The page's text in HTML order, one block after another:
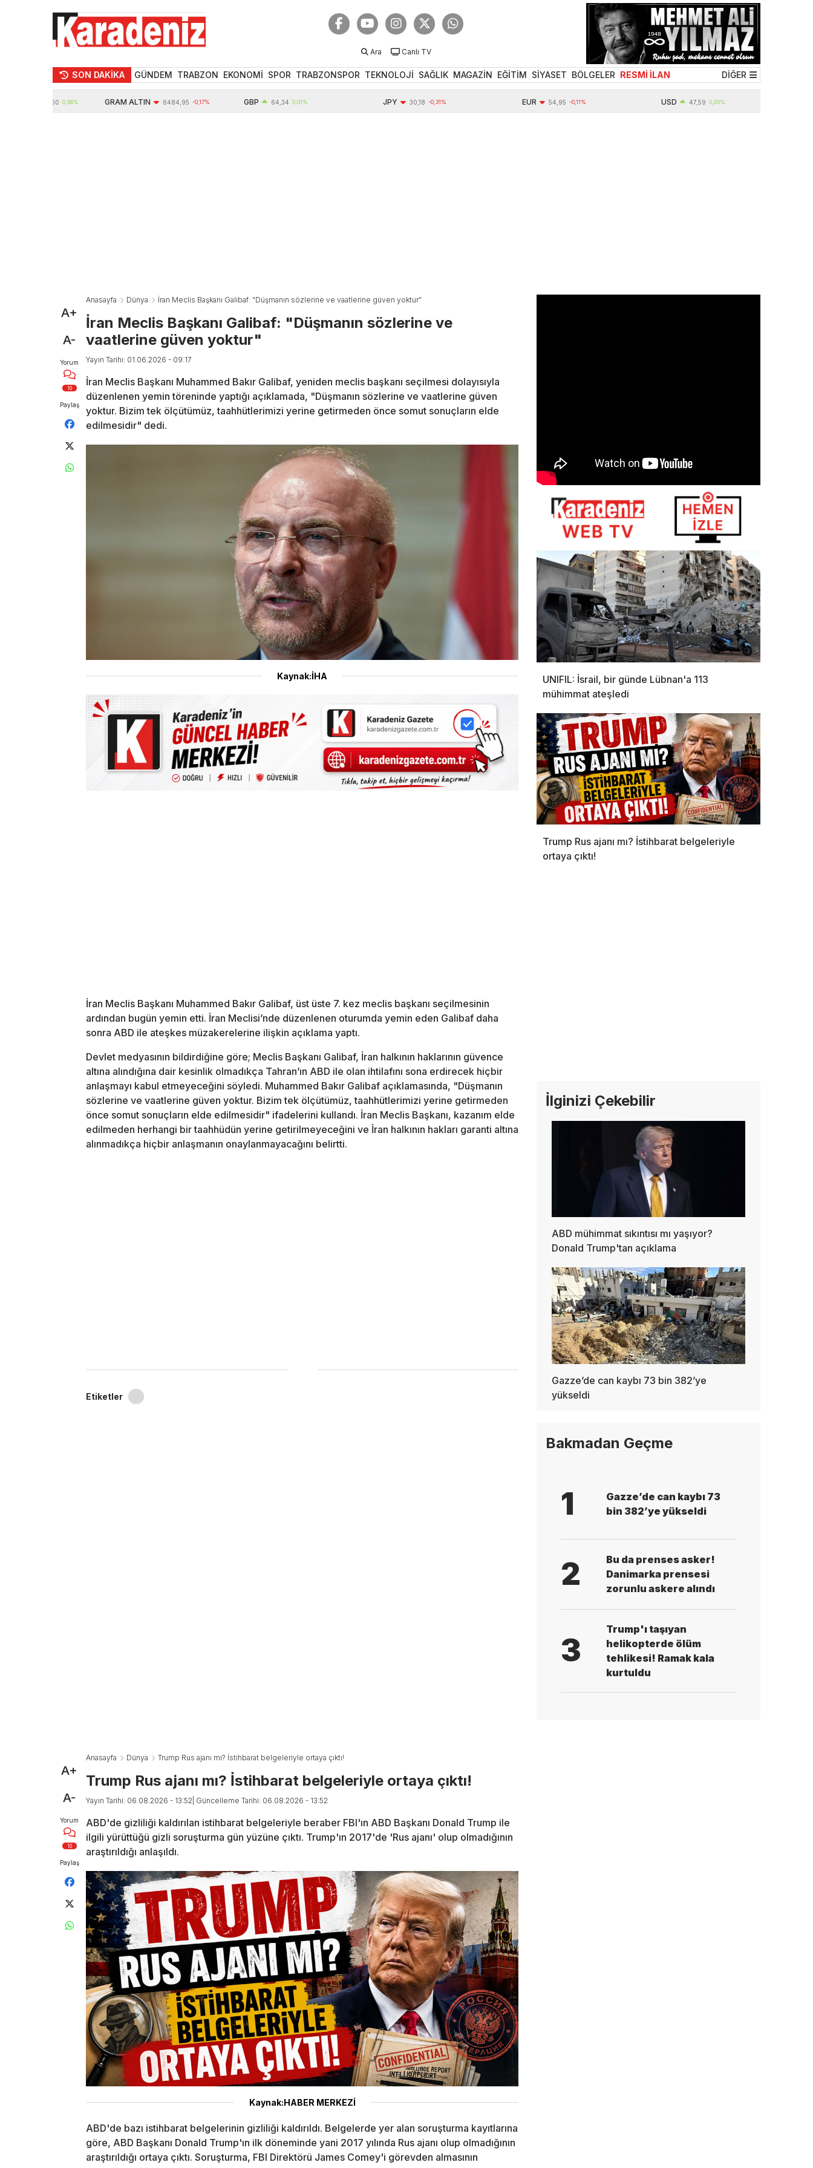
Ara Canlı TV
SON DAKİKA GÜNDEM TRABZON EKONOMİ SPOR TRABZONSPOR TEKNOLOJİ SAĞLIK MAGAZİN EĞİTİM SİYASET BÖLGELER RESMİ İLAN DİĞER
0,56% GRAM ALTIN 6484,95 -0,17% 64,34 0,01% 30,18 -0,31% 54,95 -0,11% 47,59 0,05%
A+
A-
Yorum
10
Paylaş
Anasayfa Dünya İran Meclis Başkanı Galibaf: "Düşmanın sözlerine ve vaatlerine güven yoktur"
İran Meclis Başkanı Galibaf: "Düşmanın sözlerine ve
vaatlerine güven yoktur"
Yayın Tarihi: 01.06.2026 - 09:17
İran Meclis Başkanı Muhammed Bakır Galibaf, yeniden meclis başkanı seçilmesi dolayısıyla
düzenlenen yemin töreninde yaptığı açıklamada, "Düşmanın sözlerine ve vaatlerine güven
yoktur. Bizim tek ölçütümüz, taahhütlerimizi yerine getirmeden önce somut sonuçların elde
edilmesidir" dedi.
Kaynak:İHA
İran Meclis Başkanı Muhammed Bakır Galibaf, üst üste 7. kez meclis başkanı seçilmesinin
ardından bugün yemin etti. İran Meclisi’nde düzenlenen oturumda yemin eden Galibaf daha
sonra ABD ile ateşkes müzakerelerine ilişkin açıklama yaptı.
Devlet medyasının bildirdiğine göre; Meclis Başkanı Galibaf, İran halkının haklarının güvence
altına alındığına dair kesinlik olmadıkça Tahran’ın ABD ile olan ihtilafını sona erdirecek hiçbir
anlaşmayı kabul etmeyeceğini söyledi. Muhammed Bakır Galibaf açıklamasında, "Düşmanın
sözlerine ve vaatlerine güven yoktur. Bizim tek ölçütümüz, taahhütlerimizi yerine getirmeden
önce somut sonuçların elde edilmesidir" ifadelerini kullandı. İran Meclis Başkanı, kazanım elde
edilmeden herhangi bir taahhüdün yerine getirilmeyeceğini ve İran halkının hakları garanti altına
alınmadıkça hiçbir anlaşmanın onaylanmayacağını belirtti.
Etiketler
A+
A-
Yorum
10
Paylaş
Anasayfa Dünya Trump Rus ajanı mı? İstihbarat belgeleriyle ortaya çıktı!
Trump Rus ajanı mı? İstihbarat belgeleriyle ortaya çıktı!
Yayın Tarihi: 06.08.2026 - 13:52 | Güncelleme Tarihi: 06.08.2026 - 13:52
ABD'de gizliliği kaldırılan istihbarat belgeleriyle beraber FBI'ın ABD Başkanı Donald Trump ile
ilgili yürüttüğü gizli soruşturma gün yüzüne çıktı. Trump'ın 2017'de 'Rus ajanı' olup olmadığının
araştırıldığı anlaşıldı.
Kaynak:HABER MERKEZİ
ABD'de bazı istihbarat belgelerinin gizliliği kaldırıldı. Belgelerde yer alan soruşturma kayıtlarına
göre, ABD Başkanı Donald Trump'ın ilk döneminde yani 2017 yılında Rus ajanı olup olmadığının
araştırıldığı ortaya çıktı. Soruşturma, FBI Direktörü James Comey'i görevden almasının
UNIFIL: İsrail, bir günde Lübnan'a 113
mühimmat ateşledi
Trump Rus ajanı mı? İstihbarat belgeleriyle
ortaya çıktı!
İlginizi Çekebilir
ABD mühimmat sıkıntısı mı yaşıyor?
Donald Trump'tan açıklama
Gazze’de can kaybı 73 bin 382’ye
yükseldi
Bakmadan Geçme
1
Gazze’de can kaybı 73
bin 382’ye yükseldi
2
Bu da prenses asker!
Danimarka prensesi
zorunlu askere alındı
3
Trump'ı taşıyan
helikopterde ölüm
tehlikesi! Ramak kala
kurtuldu